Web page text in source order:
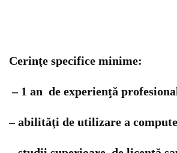
Cerinţe specifice minime:
–1 an de experienţă
– abilităţi de utilizare a